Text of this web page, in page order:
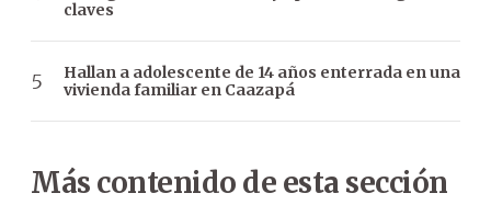
claves
Hallan a adolescente de 14 años enterrada en una
vivienda familiar en Caazapá
Más contenido de esta sección